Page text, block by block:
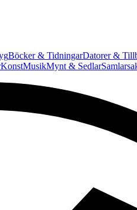
Böcker & TidningarDatorer &
KonstMusikMynt & Sedlar